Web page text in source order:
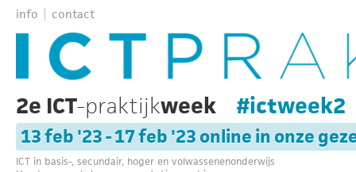
info contact
2e ICT-praktijkweek #ictweek2
13 feb '23 - 17 feb '23 online in onze
ICT in basis-, secundair, hoger en volwassenenonderwijs